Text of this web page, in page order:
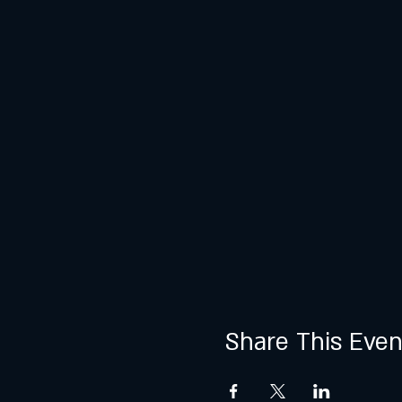
Share This